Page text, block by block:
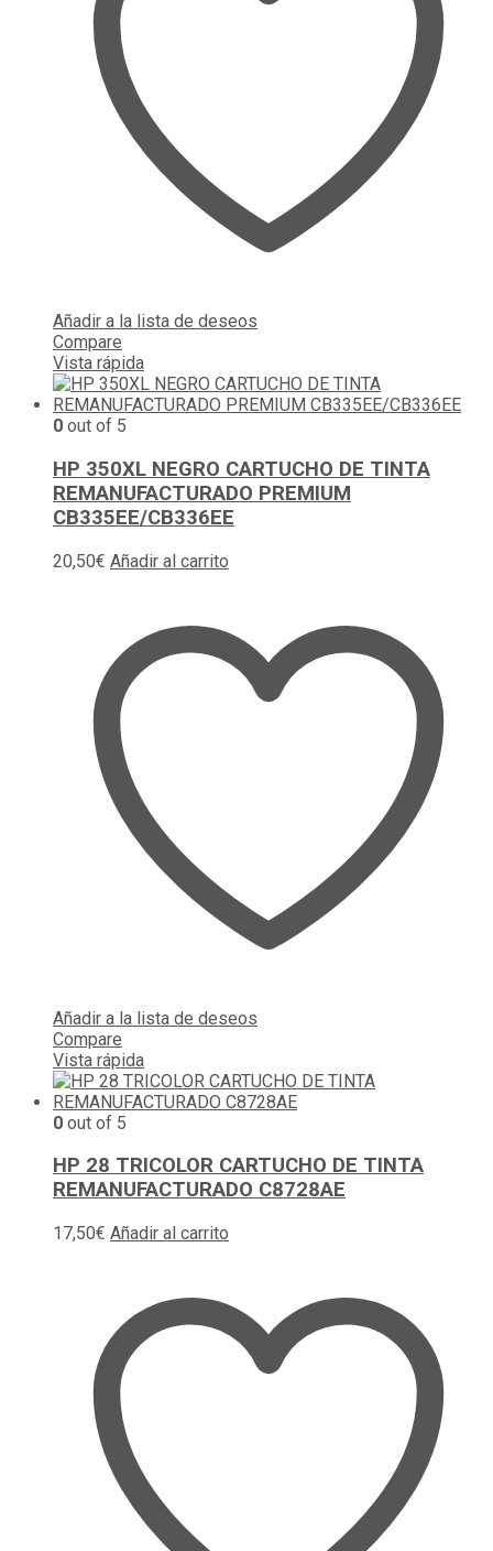
Añadir a la lista de deseos
Compare
Vista rápida
0 out of 5
HP 350XL NEGRO CARTUCHO DE TINTA
REMANUFACTURADO PREMIUM
CB335EE/CB336EE
20,50€ Añadir al carrito
Añadir a la lista de deseos
Compare
Vista rápida
0 out of 5
HP 28 TRICOLOR CARTUCHO DE TINTA
REMANUFACTURADO C8728AE
17,50€ Añadir al carrito